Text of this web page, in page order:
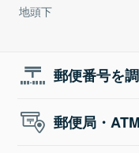
地頭下
郵便番号を
郵便局・